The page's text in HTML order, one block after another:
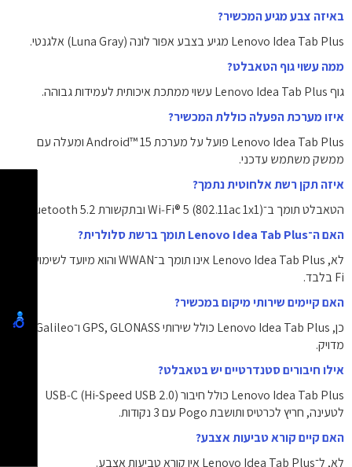
באיזה צבע מגיע המכשיר?
Lenovo Idea Tab Plus מגיע בצבע אפור לונה (Luna Gray) אלגנטי.
ממה עשוי גוף הטאבלט?
גוף Lenovo Idea Tab Plus עשוי ממתכת איכותית לעמידות גבוהה.
איזו מערכת הפעלה כוללת המכשיר?
Lenovo Idea Tab Plus פועל על מערכת ‎Android™ 15‎ ומעלה עם
ממשק משתמש עדכני.
איזה תקן רשת אלחוטית נתמך?
הטאבלט תומך ב־Wi‑Fi® 5 (‎802.11ac 1x1‎) ובתקשורת Bluetooth 5.2‎.
האם ה־Lenovo Idea Tab Plus תומך ברשת סלולרית?
Fi בלבד.
האם קיימים שירותי מיקום במכשיר?
כן, Lenovo Idea Tab Plus כולל שירותי GPS, GLONASS ו־Galileo לניווט
מדויק.
אילו חיבורים סטנדרטיים יש בטאבלט?
Lenovo Idea Tab Plus כולל חיבור USB‑C (Hi-Speed USB 2.0)
לטעינה, חריץ לכרטיס ותושבת Pogo עם 3 נקודות.
האם קיים קורא טביעות אצבע?
לא, ל־Lenovo Idea Tab Plus אין קורא טביעות אצבע.